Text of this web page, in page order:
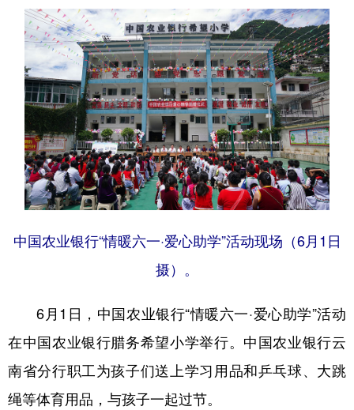
云南青年说 趣看文物
中国农业银行“情暖六一·爱心助学”活动现场（6月1日
摄）。
6月1日，中国农业银行“情暖六一·爱心助学”活动
在中国农业银行腊务希望小学举行。中国农业银行云
南省分行职工为孩子们送上学习用品和乒乓球、大跳
绳等体育用品，与孩子一起过节。